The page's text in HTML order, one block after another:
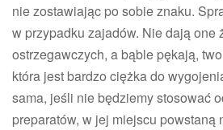
nie zostawiając po sobie znaku.
w przypadku zajadów. Nie dają one
ostrzegawczych, a bąble pękają,
która jest bardzo ciężka do
sama, jeśli nie będziemy stosować
preparatów, w jej miejscu powstaną